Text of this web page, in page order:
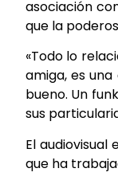
asociación
que la
«Todo lo
amiga, es
bueno. Un
sus
El
que ha